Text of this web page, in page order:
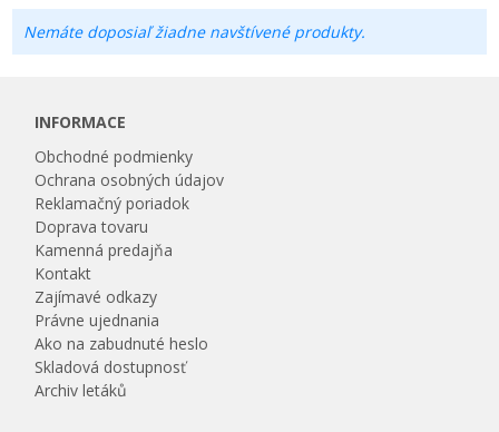
Nemáte doposiaľ žiadne navštívené produkty.
INFORMACE
Obchodné podmienky
Ochrana osobných údajov
Reklamačný poriadok
Doprava tovaru
Kamenná predajňa
Kontakt
Zajímavé odkazy
Právne ujednania
Ako na zabudnuté heslo
Skladová dostupnosť
Archiv letáků